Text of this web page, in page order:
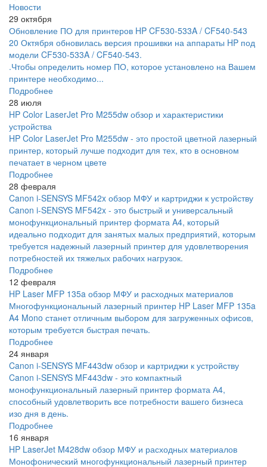
Новости
29 октября
Обновление ПО для принтеров HP CF530-533A / CF540-543
20 Октября обновилась версия прошивки на аппараты HP под
модели CF530-533A / CF540-543.
.Чтобы определить номер ПО, которое установлено на Вашем
принтере необходимо...
Подробнее
28 июля
HP Color LaserJet Pro M255dw обзор и характеристики
устройства
HP Color LaserJet Pro M255dw - это простой цветной лазерный
принтер, который лучше подходит для тех, кто в основном
печатает в черном цвете
Подробнее
28 февраля
Canon i-SENSYS MF542x обзор МФУ и картриджи к устройству
Canon i-SENSYS MF542x - это быстрый и универсальный
монофункциональный принтер формата A4, который
идеально подходит для занятых малых предприятий, которым
требуется надежный лазерный принтер для удовлетворения
потребностей их тяжелых рабочих нагрузок.
Подробнее
12 февраля
HP Laser MFP 135a обзор МФУ и расходных материалов
Многофункциональный лазерный принтер HP Laser MFP 135a
A4 Mono станет отличным выбором для загруженных офисов,
которым требуется быстрая печать.
Подробнее
24 января
Canon i-SENSYS MF443dw обзор и картриджи к устройству
Canon i-SENSYS MF443dw - это компактный
монофункциональный лазерный принтер формата А4,
способный удовлетворить все потребности вашего бизнеса
изо дня в день.
Подробнее
16 января
HP LaserJet M428dw обзор МФУ и расходных материалов
Монофонический многофункциональный лазерный принтер